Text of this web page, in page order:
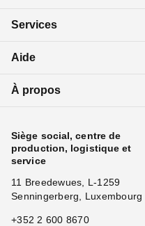
Services
Aide
À propos
Siège social, centre de
production, logistique et
service
11 Breedewues, L-1259
Senningerberg, Luxembourg
+352 2 600 8670